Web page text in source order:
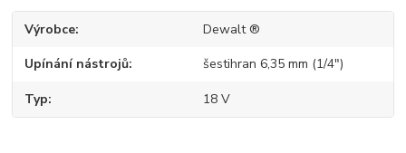
Výrobce Dewalt ®
Upínání nástrojů šestihran 6,35 mm (1/4")
Typ 18 V